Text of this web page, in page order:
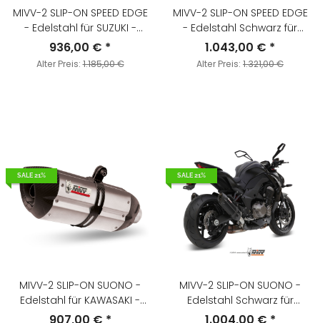
MIVV-2 SLIP-ON SPEED EDGE
- Edelstahl für SUZUKI -
GSX-R 1300 HAYABUSA BJ.
2008 > 2017 - S.052.LRX
936,00 € *
Alter Preis:1.185,00 €
MIVV-2 SLIP-ON SPEED EDGE
- Edelstahl Schwarz für
SUZUKI - GSX-R 1300
HAYABUSA BJ. 2008 > 2017 -
S.052.LRB
1.043,00 € *
Alter Preis: 1.321,00 €
SALE 21%
MIVV-2 SLIP-ON SUONO -
Edelstahl für KAWASAKI -
Z1000 SX / NINJA 1000 SX BJ.
SALE 21%
MIVV-2 SLIP-ON SUONO -
Edelstahl Schwarz für
KAWASAKI - Z1000 / Z1000 R